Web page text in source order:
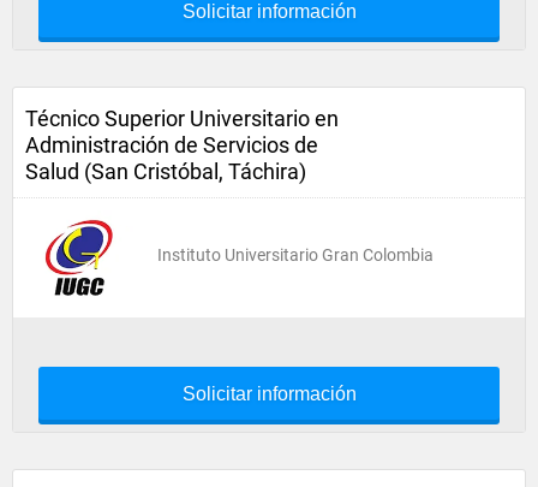
Solicitar información
Técnico Superior Universitario en
Administración de Servicios de
Salud (San Cristóbal, Táchira)
Instituto Universitario Gran Colombia
Solicitar información